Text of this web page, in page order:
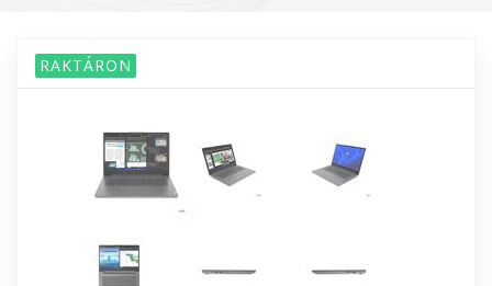
RAKTÁRON